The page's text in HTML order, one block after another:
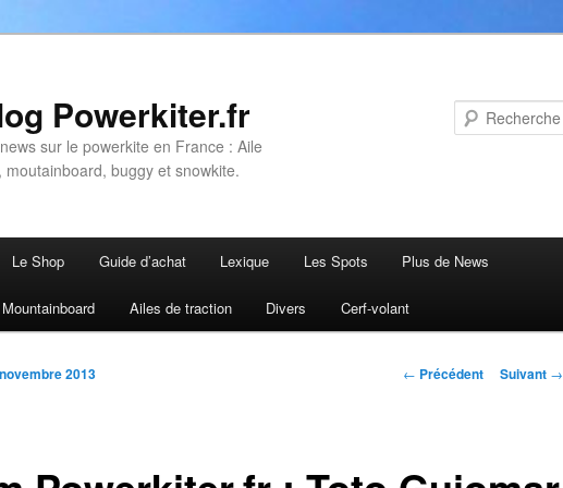
Powerkiter.fr
sur le powerkite en France : Aile
moutainboard, buggy et snowkite.
principal
secondaire
Le Shop Guide d’achat Lexique Les Spots Plus de News
Mountainboard Ailes de traction Divers Cerf-volant
Navigation des
← Précédent Suivant →
2013